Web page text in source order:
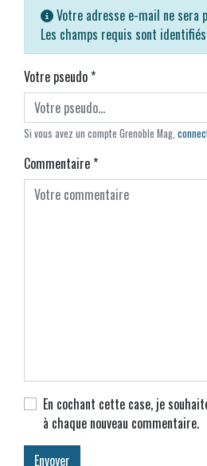
Votre adresse e-mail ne sera
Les champs requis sont
Votre pseudo*
Si vous avez un compte Grenoble Mag,
Commentaire*
En cochant cette case, je
à chaque nouveau commentaire.